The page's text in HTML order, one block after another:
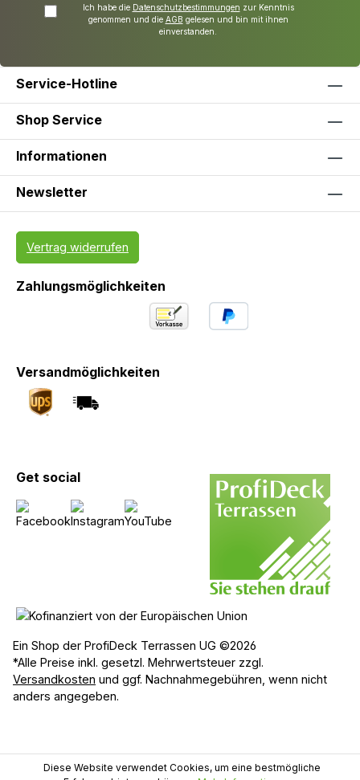
Ich habe die Datenschutzbestimmungen zur Kenntnis
genommen und die AGB gelesen und bin mit ihnen
einverstanden.
Service-Hotline
Shop Service
Informationen
Newsletter
Vertrag widerrufen
Zahlungsmöglichkeiten
Versandmöglichkeiten
Get social
Ein Shop der ProfiDeck Terrassen UG ©2026
*Alle Preise inkl. gesetzl. Mehrwertsteuer zzgl.
Versandkosten und ggf. Nachnahmegebühren, wenn nicht
anders angegeben.
Diese Website verwendet Cookies, um eine bestmögliche